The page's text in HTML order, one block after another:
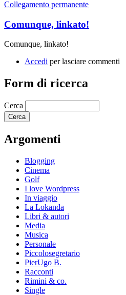
Collegamento permanente
Comunque, linkato!
Comunque, linkato!
Accedi per lasciare commenti
Form di ricerca
Cerca
Argomenti
Blogging
Cinema
Golf
I love Wordpress
In viaggio
La Lokanda
Libri & autori
Media
Musica
Personale
Piccolosegretario
PierUgo B.
Racconti
Rimini & co.
Single